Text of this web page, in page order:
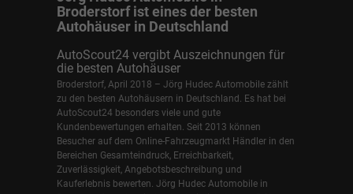
Broderstorf ist eines der besten
Autohäuser in Deutschland
AutoScout24 vergibt Auszeichnungen für
die besten Autohäuser
Broderstorf, April 2018 – Jörg Hudec Automobile zählt
zu den besten Autohäusern in Deutschland. Es hat bei
AutoScout24 besonders viele und gute
Kundenbewertungen erhalten. Seit 2013 können
Besucher auf dem Online-Fahrzeugmarkt Händler in den
Bereichen Gesamteindruck, Erreichbarkeit,
Zuverlässigkeit, Angebotsbeschreibung und
Kauferlebnis bewerten. Jörg Hudec Automobile in